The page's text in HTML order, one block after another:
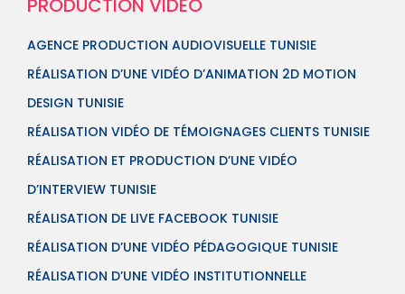
PRODUCTION VIDEO
AGENCE PRODUCTION AUDIOVISUELLE TUNISIE
RÉALISATION D’UNE VIDÉO D’ANIMATION 2D MOTION
DESIGN TUNISIE
RÉALISATION VIDÉO DE TÉMOIGNAGES CLIENTS TUNISIE
RÉALISATION ET PRODUCTION D’UNE VIDÉO
D’INTERVIEW TUNISIE
RÉALISATION DE LIVE FACEBOOK TUNISIE
RÉALISATION D’UNE VIDÉO PÉDAGOGIQUE TUNISIE
RÉALISATION D’UNE VIDÉO INSTITUTIONNELLE